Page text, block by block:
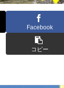
Facebook
コピー